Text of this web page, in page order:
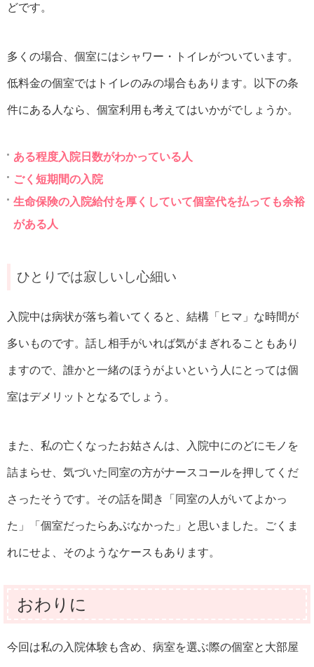
どです。
多くの場合、個室にはシャワー・トイレがついています。
低料金の個室ではトイレのみの場合もあります。以下の条
件にある人なら、個室利用も考えてはいかがでしょうか。
ある程度入院日数がわかっている人
ごく短期間の入院
生命保険の入院給付を厚くしていて個室代を払っても余裕
がある人
ひとりでは寂しいし心細い
入院中は病状が落ち着いてくると、結構「ヒマ」な時間が
多いものです。話し相手がいれば気がまぎれることもあり
ますので、誰かと一緒のほうがよいという人にとっては個
室はデメリットとなるでしょう。
また、私の亡くなったお姑さんは、入院中にのどにモノを
詰まらせ、気づいた同室の方がナースコールを押してくだ
さったそうです。その話を聞き「同室の人がいてよかっ
た」「個室だったらあぶなかった」と思いました。ごくま
れにせよ、そのようなケースもあります。
おわりに
今回は私の入院体験も含め、病室を選ぶ際の個室と大部屋